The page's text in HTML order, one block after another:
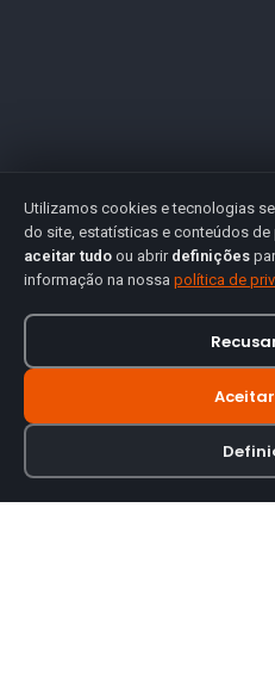
Utilizamos cookies e tecnologias
do site, estatísticas e conteúdos de
aceitar tudo ou abrir definições
informação na nossa política de